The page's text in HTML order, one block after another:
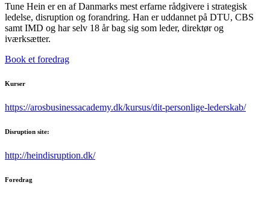
Tune Hein er en af Danmarks mest erfarne rådgivere i strategisk
ledelse, disruption og forandring. Han er uddannet på DTU, CBS
samt IMD og har selv 18 år bag sig som leder, direktør og
iværksætter.
Book et foredrag
Kurser
https://arosbusinessacademy.dk/kursus/dit-personlige-lederskab/
Disruption site:
http://heindisruption.dk/
Foredrag